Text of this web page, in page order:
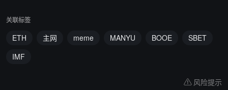
关联标签
ETH 主网 meme MANYU BOOE
SBET
IMF
风险提示